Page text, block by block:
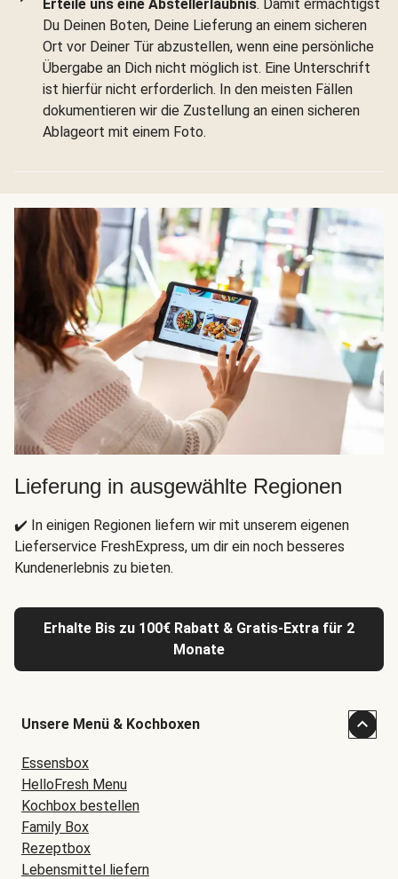
Erteile uns eine Abstellerlaubnis. Damit ermächtigst
Du Deinen Boten, Deine Lieferung an einem sicheren
Ort vor Deiner Tür abzustellen, wenn eine persönliche
Übergabe an Dich nicht möglich ist. Eine Unterschrift
ist hierfür nicht erforderlich. In den meisten Fällen
dokumentieren wir die Zustellung an einen sicheren
Ablageort mit einem Foto.
Lieferung in ausgewählte Regionen
✔️ In einigen Regionen liefern wir mit unserem eigenen
Lieferservice FreshExpress, um dir ein noch besseres
Kundenerlebnis zu bieten.
Erhalte Bis zu 100€ Rabatt & Gratis-Extra für 2
Monate
Unsere Menü & Kochboxen
Essensbox
HelloFresh Menu
Kochbox bestellen
Family Box
Rezeptbox
Lebensmittel liefern